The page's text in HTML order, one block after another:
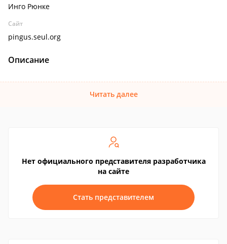
Инго Рюнке
Сайт
pingus.seul.org
Описание
Читать далее
Нет официального представителя разработчика
на сайте
Стать представителем